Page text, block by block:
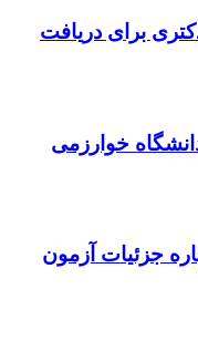
برای دریافت
خوارزمی
جزئیات آزمون